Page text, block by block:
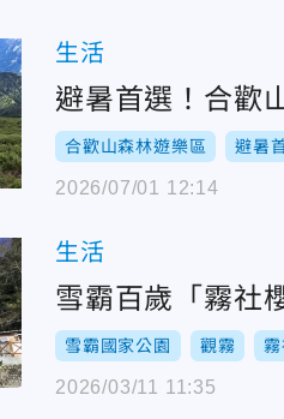
生活
避暑首選！合歡
合歡山森林遊樂區 避暑
2026/07/01 12:14
生活
雪霸百歲「霧社
雪霸國家公園 觀霧
2026/03/11 11:35